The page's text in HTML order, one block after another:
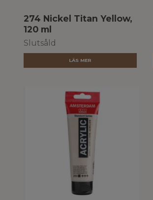
274 Nickel Titan Yellow,
120 ml
Slutsåld
LÄS MER